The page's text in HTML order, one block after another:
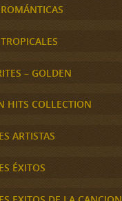
– GOLDEN
HITS COLLECTION
ARTISTAS
ÉXITOS